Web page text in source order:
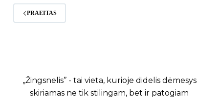
PRAEITAS
,,Žingsnelis’’ - tai vieta, kurioje didelis dėmesys
skiriamas ne tik stilingam, bet ir patogiam